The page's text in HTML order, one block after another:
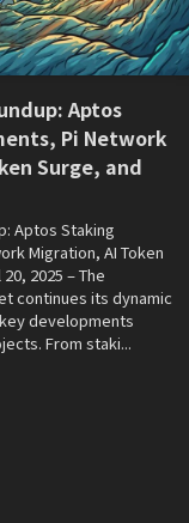
Aptos
Pi Network
Surge, and
Aptos Staking
Migration, AI Token
2025 – The
continues its dynamic
developments
From staki...